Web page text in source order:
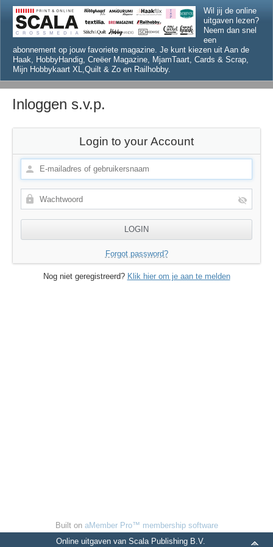
Wil jij de online
uitgaven lezen?
Neem dan snel
een
abonnement op jouw favoriete magazine. Je kunt kiezen uit Aan de
Haak, HobbyHandig, Creëer Magazine, MjamTaart, Cards & Scrap,
Mijn Hobbykaart XL,Quilt & Zo en Railhobby.
Inloggen s.v.p.
Login to your Account
Forgot password?
Nog niet geregistreerd? Klik hier om je aan te melden
Built on aMember Pro™ membership software
Online uitgaven van Scala Publishing B.V.